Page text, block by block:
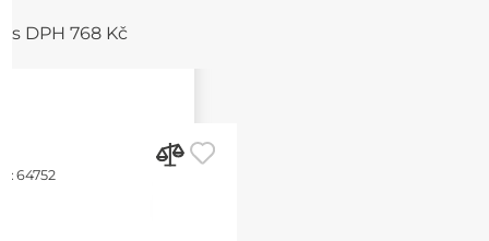
s DPH 768 Kč
64752